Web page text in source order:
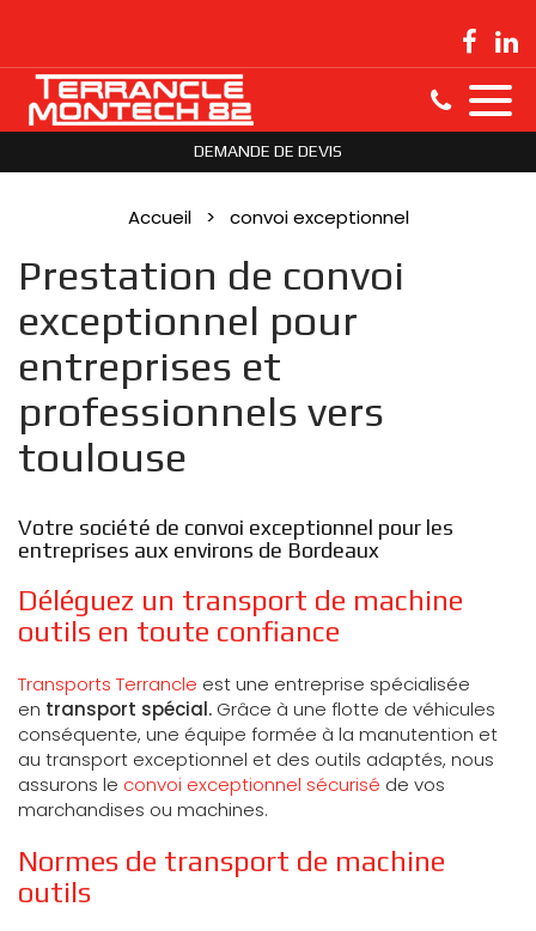
DEMANDE DE DEVIS
Accueil convoi exceptionnel
Prestation de convoi
exceptionnel pour
entreprises et
professionnels vers
toulouse
Votre société de convoi exceptionnel pour les
entreprises aux environs de Bordeaux
Déléguez un transport de machine
outils en toute confiance
Transports Terrancle est une entreprise spécialisée
en transport spécial. Grâce à une flotte de véhicules
conséquente, une équipe formée à la manutention et
au transport exceptionnel et des outils adaptés, nous
assurons le convoi exceptionnel sécurisé de vos
marchandises ou machines.
Normes de transport de machine
outils